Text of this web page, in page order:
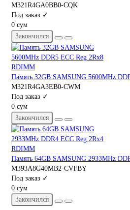
M321R4GA0BB0-CQK
Под заказ ✓
0 сум
Закончился
Память 32GB SAMSUNG 5600MHz
M321R4GA3EB0-CWM
Под заказ ✓
0 сум
Закончился
Память 64GB SAMSUNG 2933MHz
M393A8G40MB2-CVFBY
Под заказ ✓
0 сум
Закончился